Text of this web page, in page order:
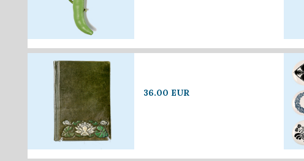
36.00 EUR